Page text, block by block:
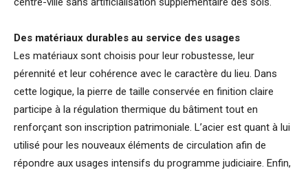
Des matériaux durables au service des usages
Les matériaux sont choisis pour leur robustesse, leur
pérennité et leur cohérence avec le caractère du lieu. Dans
cette logique, la pierre de taille conservée en finition claire
participe à la régulation thermique du bâtiment tout en
renforçant son inscription patrimoniale. L’acier est quant à lui
utilisé pour les nouveaux éléments de circulation afin de
répondre aux usages intensifs du programme judiciaire. Enfin,